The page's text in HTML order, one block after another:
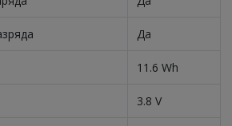
Да
11.6 Wh
3.8 V